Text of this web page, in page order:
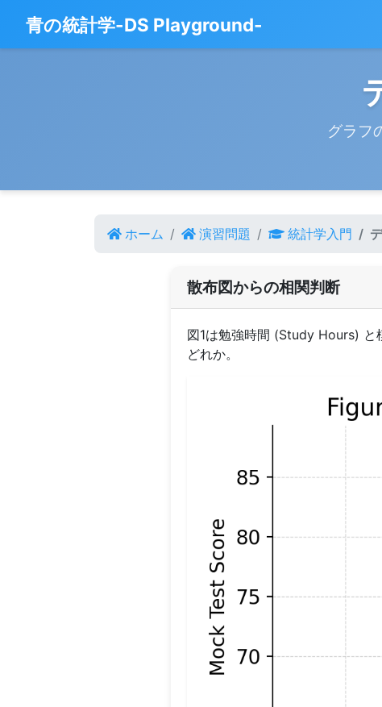
青の統計学-DS Playground-
グラフ
ホーム 演習問題 統計学入門
散布図からの相関判断
図1は勉強時間 (Study Hours)
どれか。